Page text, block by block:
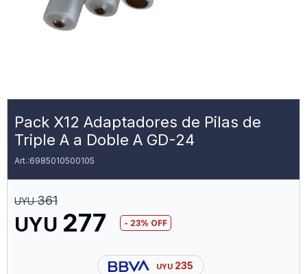
Pack X12 Adaptadores de Pilas de
Triple A a Doble A GD-24
6985010500105
UYU 277
UYU 361
23
UYU 235